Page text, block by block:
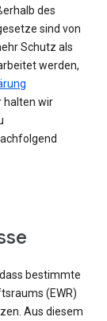
des
sind von
Schutz als
werden,
halten wir
bestimmte
(EWR)
Aus diesem